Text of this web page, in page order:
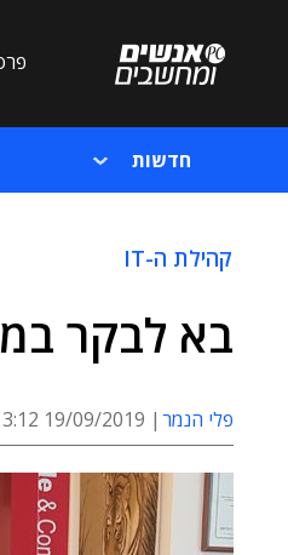
חדשות
קהילת ה-IT
בא לבקר
פלי הנמר 19/09/2019 13:12